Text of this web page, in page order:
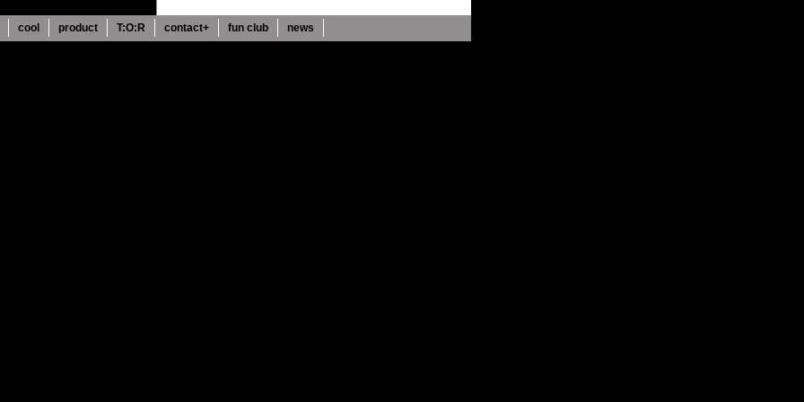
cool product T:O:R contact+ fun club news